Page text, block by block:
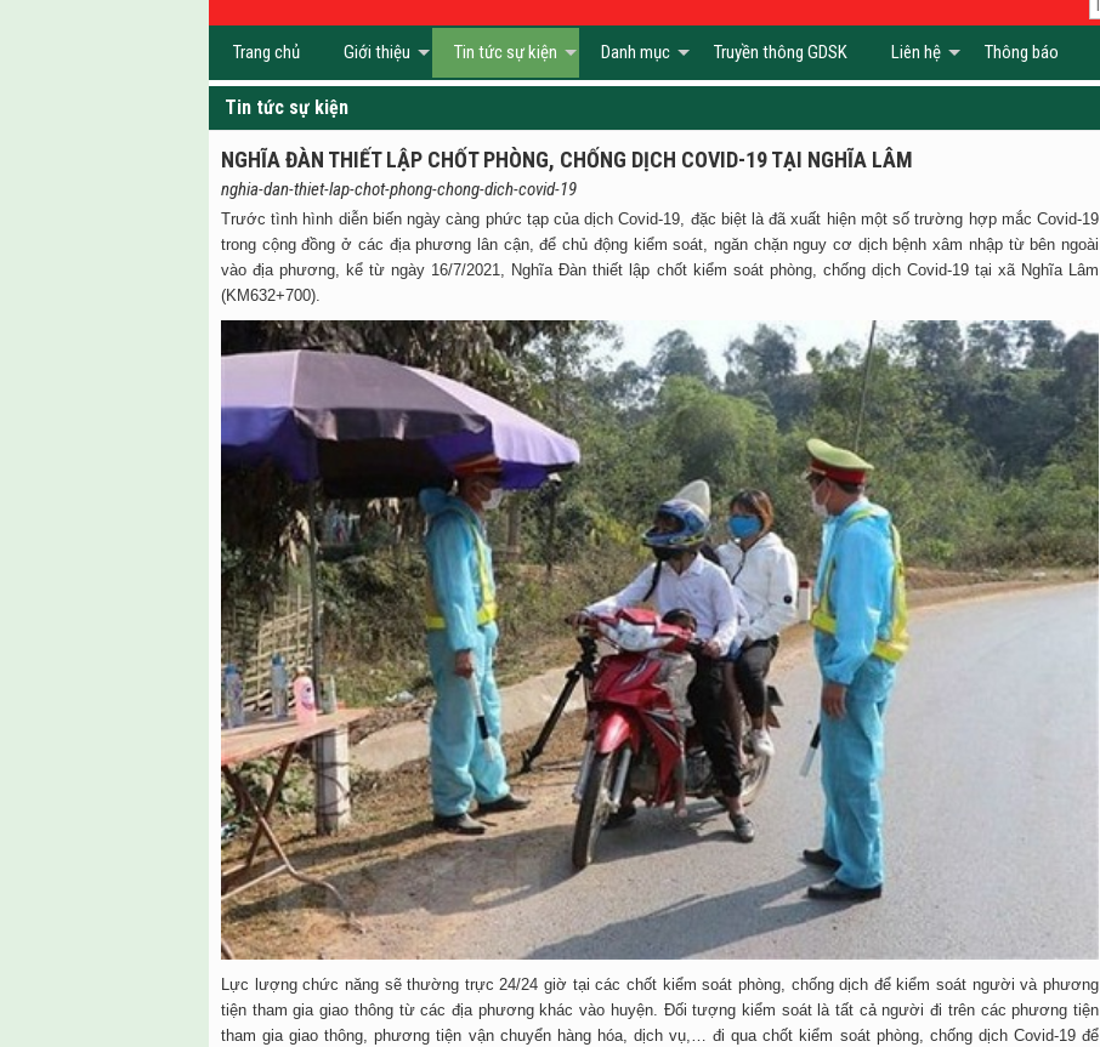
Trang chủ Giới thiệu Tin tức sự kiện Danh mục Truyền thông GDSK Liên hệ Thông báo
Tin tức sự kiện
NGHĨA ĐÀN THIẾT LẬP CHỐT PHÒNG, CHỐNG DỊCH COVID-19 TẠI NGHĨA LÂM
nghia-dan-thiet-lap-chot-phong-chong-dich-covid-19
Trước tình hình diễn biến ngày càng phức tạp của dịch Covid-19, đặc biệt là đã xuất hiện một số trường hợp mắc Covid-19
trong cộng đồng ở các địa phương lân cận, để chủ động kiểm soát, ngăn chặn nguy cơ dịch bệnh xâm nhập từ bên ngoài
vào địa phương, kể từ ngày 16/7/2021, Nghĩa Đàn thiết lập chốt kiểm soát phòng, chống dịch Covid-19 tại xã Nghĩa Lâm
(KM632+700).
Lực lượng chức năng sẽ thường trực 24/24 giờ tại các chốt kiểm soát phòng, chống dịch để kiểm soát người và phương
tiện tham gia giao thông từ các địa phương khác vào huyện. Đối tượng kiểm soát là tất cả người đi trên các phương tiện
tham gia giao thông, phương tiện vận chuyển hàng hóa, dịch vụ,… đi qua chốt kiểm soát phòng, chống dịch Covid-19 để